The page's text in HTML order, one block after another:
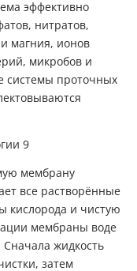
эффективно
нитратов,
магния, ионов
микробов и
системы проточных
мембрану
все растворённые
кислорода и чистую
мембраны воде
Сначала жидкость
затем